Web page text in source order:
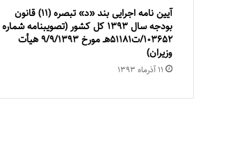
آیین نامه اجرایی بند «د» تبصره (11) قانون
بودجه سال 1393 کل کشور (تصویبنامه شماره
103652/ت51181هـ مورخ 9/9/1393 هیأت
وزیران)
۱۱ آذر‌ماه ۱۳۹۳